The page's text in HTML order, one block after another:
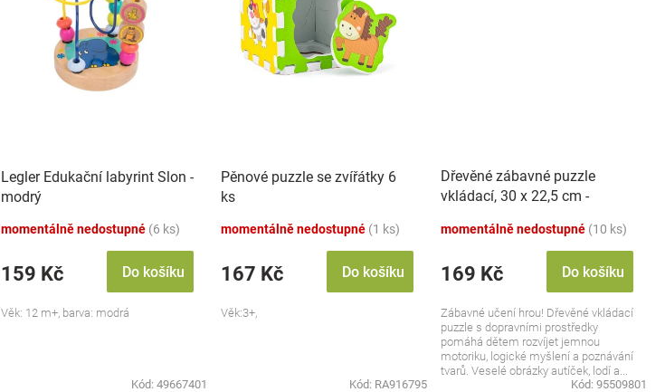
Legler Edukační labyrint Slon -
modrý
momentálně nedostupné (6 ks)
159 Kč Do košíku
Věk: 12 m+, barva: modrá
Kód: 49667401
Pěnové puzzle se zvířátky 6
ks
momentálně nedostupné (1 ks)
167 Kč Do košíku
Věk:3+,
Kód: RA916795
Dřevěné zábavné puzzle
vkládací, 30 x 22,5 cm -
momentálně nedostupné (10 ks)
169 Kč Do košíku
Zábavné učení hrou! Dřevěné vkládací
puzzle s dopravními prostředky
pomáhá dětem rozvíjet jemnou
motoriku, logické myšlení a poznávání
tvarů. Veselé obrázky autíček, lodí a...
Kód: 95509801